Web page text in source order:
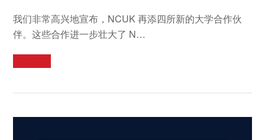
我们非常高兴地宣布，NCUK 再添四所新的大学合作伙
伴。这些合作进一步壮大了 N…